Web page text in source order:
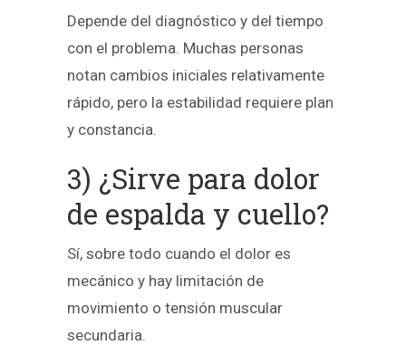
Depende del diagnóstico y del tiempo
con el problema. Muchas personas
notan cambios iniciales relativamente
rápido, pero la estabilidad requiere plan
y constancia.
3) ¿Sirve para dolor
de espalda y cuello?
Sí, sobre todo cuando el dolor es
mecánico y hay limitación de
movimiento o tensión muscular
secundaria.